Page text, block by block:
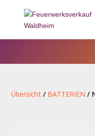
Übersicht / BATTERIEN /